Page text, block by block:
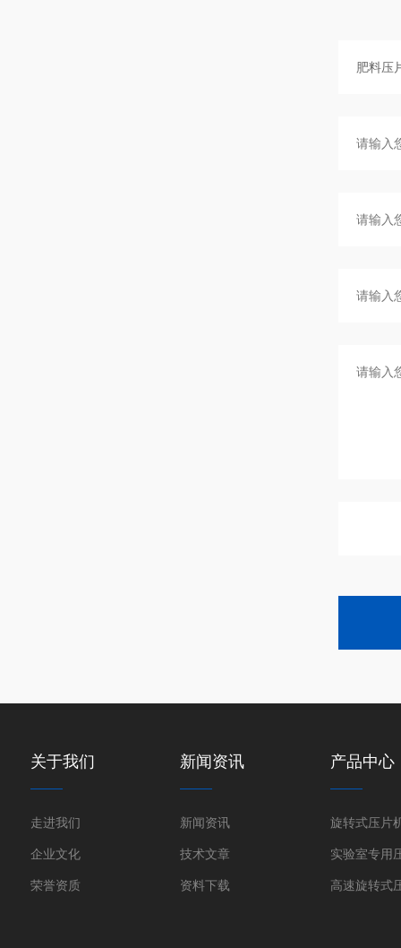
关于我们
走进我们
企业文化
荣誉资质
新闻资讯
新闻资讯
技术文章
资料下载
产品中心
旋转式压片
实验室专用
高速旋转式